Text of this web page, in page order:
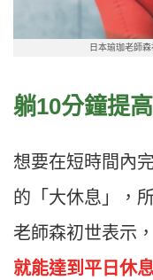
日本瑜珈老師
躺10分鐘提
想要在短時間內
的「大休息」，
老師森初世表示
就能達到平日休